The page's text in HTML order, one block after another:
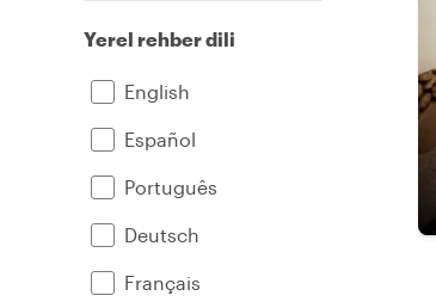
Yerel rehber dili
English
Español
Português
Deutsch
Français